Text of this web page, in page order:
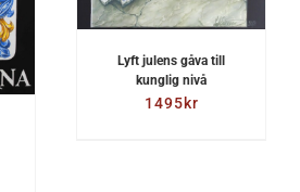
Lyft julens gåva till
kunglig nivå
1495kr